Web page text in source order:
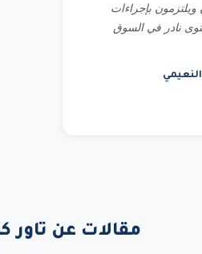
بإجراءات
نادر في السوق
مقالات عن تاور